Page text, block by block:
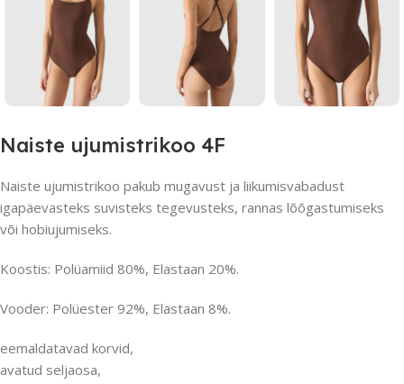
Naiste ujumistrikoo 4F
Naiste ujumistrikoo pakub mugavust ja liikumisvabadust
igapäevasteks suvisteks tegevusteks, rannas lõõgastumiseks
või hobiujumiseks.
Koostis: Polüamiid 80%, Elastaan ​​20%.
Vooder: Polüester 92%, Elastaan ​​8%.
eemaldatavad korvid,
avatud seljaosa,